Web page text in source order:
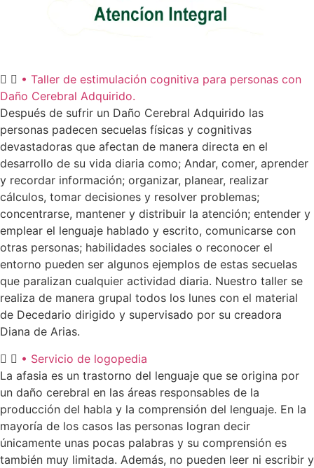
• Taller de estimulación cognitiva para personas con
Daño Cerebral Adquirido.
Después de sufrir un Daño Cerebral Adquirido las
personas padecen secuelas físicas y cognitivas
devastadoras que afectan de manera directa en el
desarrollo de su vida diaria como; Andar, comer, aprender
y recordar información; organizar, planear, realizar
cálculos, tomar decisiones y resolver problemas;
concentrarse, mantener y distribuir la atención; entender y
emplear el lenguaje hablado y escrito, comunicarse con
otras personas; habilidades sociales o reconocer el
entorno pueden ser algunos ejemplos de estas secuelas
que paralizan cualquier actividad diaria. Nuestro taller se
realiza de manera grupal todos los lunes con el material
de Decedario dirigido y supervisado por su creadora
Diana de Arias.
• Servicio de logopedia
La afasia es un trastorno del lenguaje que se origina por
un daño cerebral en las áreas responsables de la
producción del habla y la comprensión del lenguaje. En la
mayoría de los casos las personas logran decir
únicamente unas pocas palabras y su comprensión es
también muy limitada. Además, no pueden leer ni escribir y